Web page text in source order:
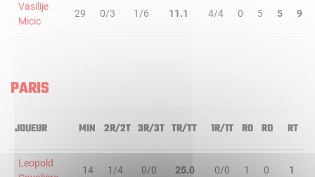
Vasilije
Micic
29 0/3 1/6 11.1 4/4 0 5 5 9
PARIS
JOUEUR MIN 2R/2T 3R/3T TR/TT 1R/1T RO RD RT
Leopold
14 1/4 0/0 25.0 0/0 1 0 1